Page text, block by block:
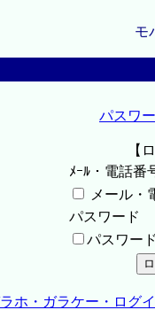
モ
パスワ
【
ﾒｰﾙ・電話番
メール・
パスワード
パスワー
ホ・ガラケー・ログ